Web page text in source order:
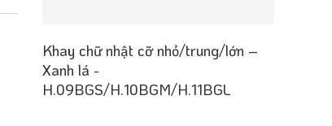
Khay chữ nhật cỡ nhỏ/trung/lớn –
Xanh lá -
H.09BGS/H.10BGM/H.11BGL